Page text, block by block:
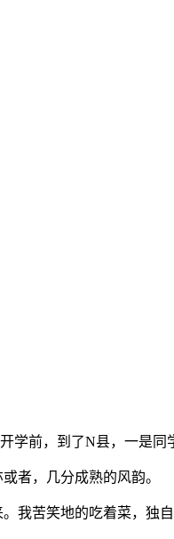
前，到了N县，一是同
者，几分成熟的风韵。
我苦笑地的吃着菜，独自